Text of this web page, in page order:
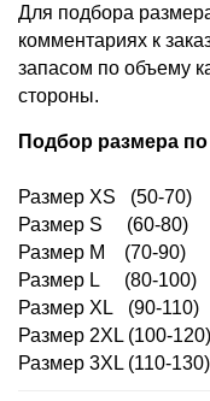
0px;
list-
style-
position:
color:
124,
169);">http://
Для подбора
комментариях к
запасом по объему
стороны.
Подбор размера
Размер XS (50-70)
Размер S (60-80)
Размер M (70-90)
Размер L (80-100)
Размер XL (90-110)
Размер 2XL (100-120)
Размер 3XL (110-130)